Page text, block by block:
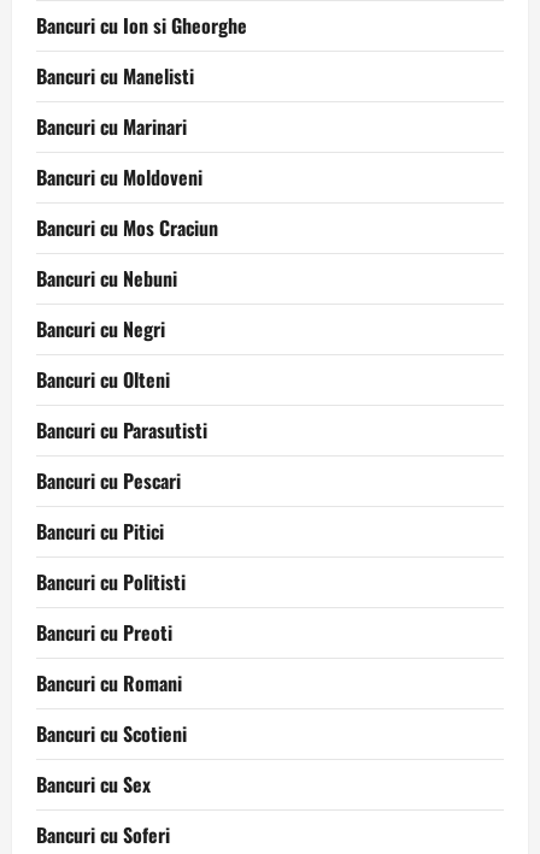
Bancuri cu Ion si Gheorghe
Bancuri cu Manelisti
Bancuri cu Marinari
Bancuri cu Moldoveni
Bancuri cu Mos Craciun
Bancuri cu Nebuni
Bancuri cu Negri
Bancuri cu Olteni
Bancuri cu Parasutisti
Bancuri cu Pescari
Bancuri cu Pitici
Bancuri cu Politisti
Bancuri cu Preoti
Bancuri cu Romani
Bancuri cu Scotieni
Bancuri cu Sex
Bancuri cu Soferi